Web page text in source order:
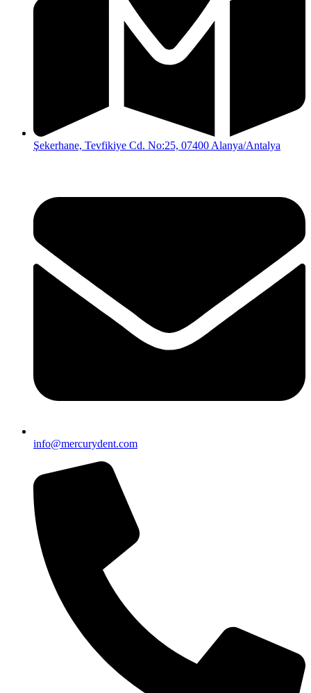
Şekerhane, Tevfikiye Cd. No:25, 07400 Alanya/Antalya
info@mercurydent.com